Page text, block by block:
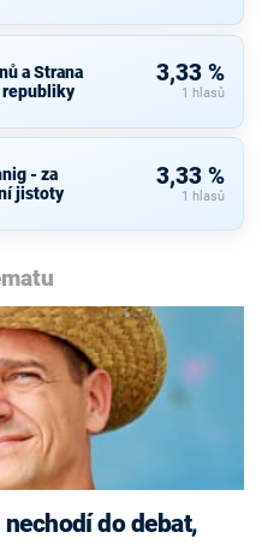
a Strana
3,33 %
1 hlasů
- za
jistoty
3,33 %
1 hlasů
do debat,